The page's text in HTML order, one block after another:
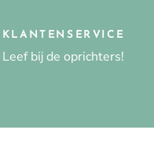
KLANTENSERVICE
Leef bij de oprichters!